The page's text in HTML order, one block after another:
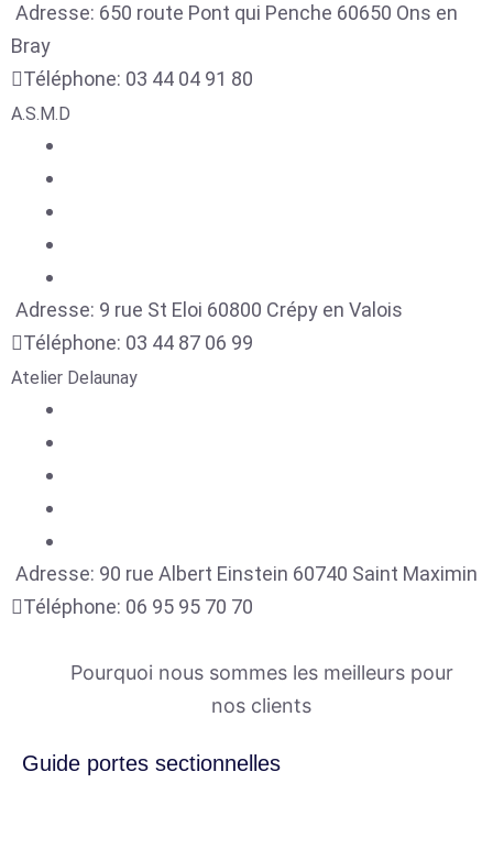
Adresse: 650 route Pont qui Penche 60650 Ons en
Bray
Téléphone: 03 44 04 91 80
A.S.M.D
Adresse: 9 rue St Eloi 60800 Crépy en Valois
Téléphone: 03 44 87 06 99
Atelier Delaunay
Adresse: 90 rue Albert Einstein 60740 Saint Maximin
Téléphone: 06 95 95 70 70
Pourquoi nous sommes les meilleurs pour
nos clients
Guide portes sectionnelles